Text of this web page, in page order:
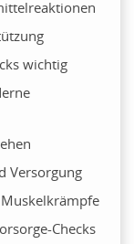
wichtig
Versorgung
Checks